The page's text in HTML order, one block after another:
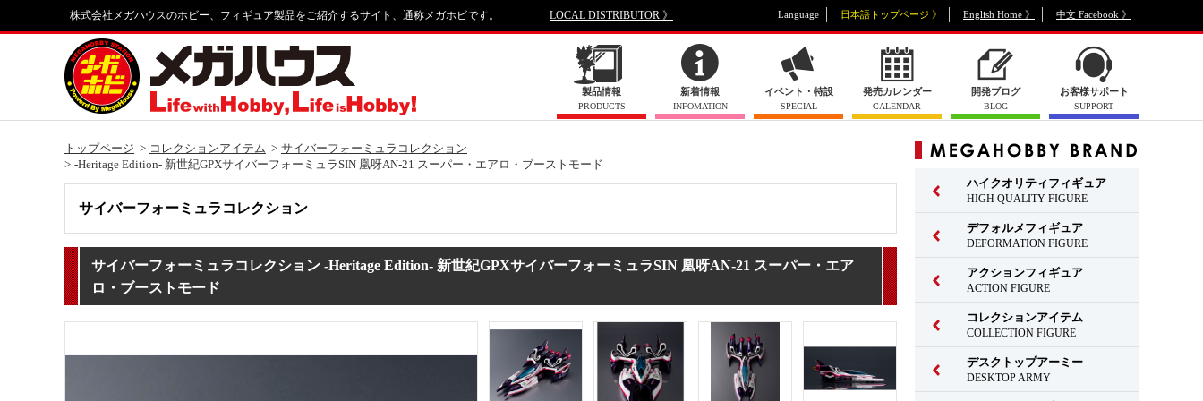
株式会社メガハウスのホビー、フィギュア製品をご紹介するサイト、通称メガホビです。 LOCAL DISTRIBUTOR 》 Language 日本語トップページ 》 English Home 》 中文 Facebook 》
製品情報
PRODUCTS
新着情報
INFOMATION
イベント・特設
SPECIAL
発売カレンダー
CALENDAR
開発ブログ
BLOG
お客様サポート
SUPPORT
トップページ コレクションアイテム
サイバーフォーミュラコレクション
-Heritage Edition- 新世紀GPXサイバーフォーミュラSIN 凰呀AN-21 スーパー・エアロ・ブーストモード
サイバーフォーミュラコレクション
サイバーフォーミュラコレクション -Heritage Edition- 新世紀GPXサイバーフォーミュラSIN 凰呀AN-21 スーパー・エア
ロ・ブーストモード
ハイクオリティフィギュア
HIGH QUALITY FIGURE
デフォルメフィギュア
DEFORMATION FIGURE
アクションフィギュア
ACTION FIGURE
コレクションアイテム
COLLECTION FIGURE
デスクトップアーミー
DESKTOP ARMY